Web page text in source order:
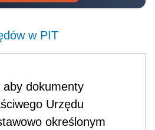
w PIT
dokumenty
Urzędu
określonym